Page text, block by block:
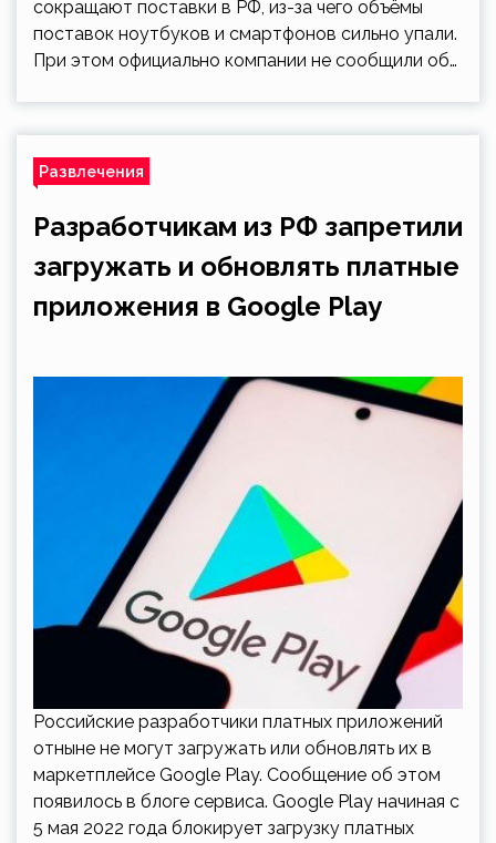
сокращают поставки в РФ, из-за чего объёмы
поставок ноутбуков и смартфонов сильно упали.
При этом официально компании не сообщили об…
Развлечения
Разработчикам из РФ запретили
загружать и обновлять платные
приложения в Google Play
Российские разработчики платных приложений
отныне не могут загружать или обновлять их в
маркетплейсе Google Play. Сообщение об этом
появилось в блоге сервиса. Google Play начиная с
5 мая 2022 года блокирует загрузку платных